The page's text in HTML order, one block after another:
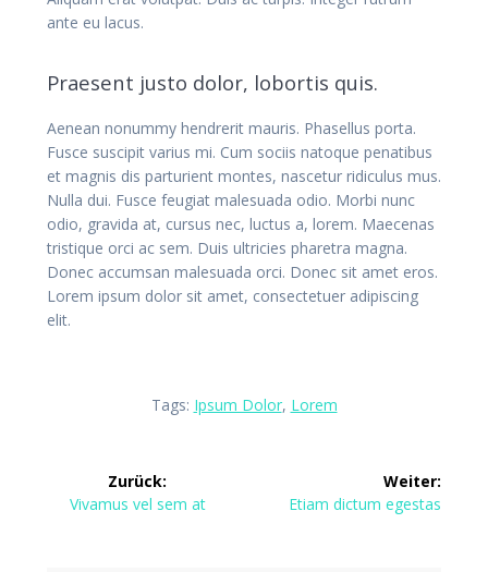
ante eu lacus.
Praesent justo dolor, lobortis quis.
Aenean nonummy hendrerit mauris. Phasellus porta.
Fusce suscipit varius mi. Cum sociis natoque penatibus
et magnis dis parturient montes, nascetur ridiculus mus.
Nulla dui. Fusce feugiat malesuada odio. Morbi nunc
odio, gravida at, cursus nec, luctus a, lorem. Maecenas
tristique orci ac sem. Duis ultricies pharetra magna.
Donec accumsan malesuada orci. Donec sit amet eros.
Lorem ipsum dolor sit amet, consectetuer adipiscing
elit.
Tags: Ipsum Dolor, Lorem
Beitragsnavigation
Zurück:
Vorheriger
Vivamus vel sem at
Weiter:
Nächster
Etiam dictum egestas